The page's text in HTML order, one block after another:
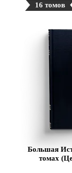
16 томов
Большая
томах